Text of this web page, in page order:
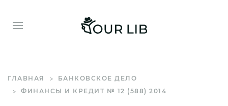
ГЛАВНАЯ
БАНКОВСКОЕ ДЕЛО
ФИНАНСЫ И КРЕДИТ № 12 (588) 2014